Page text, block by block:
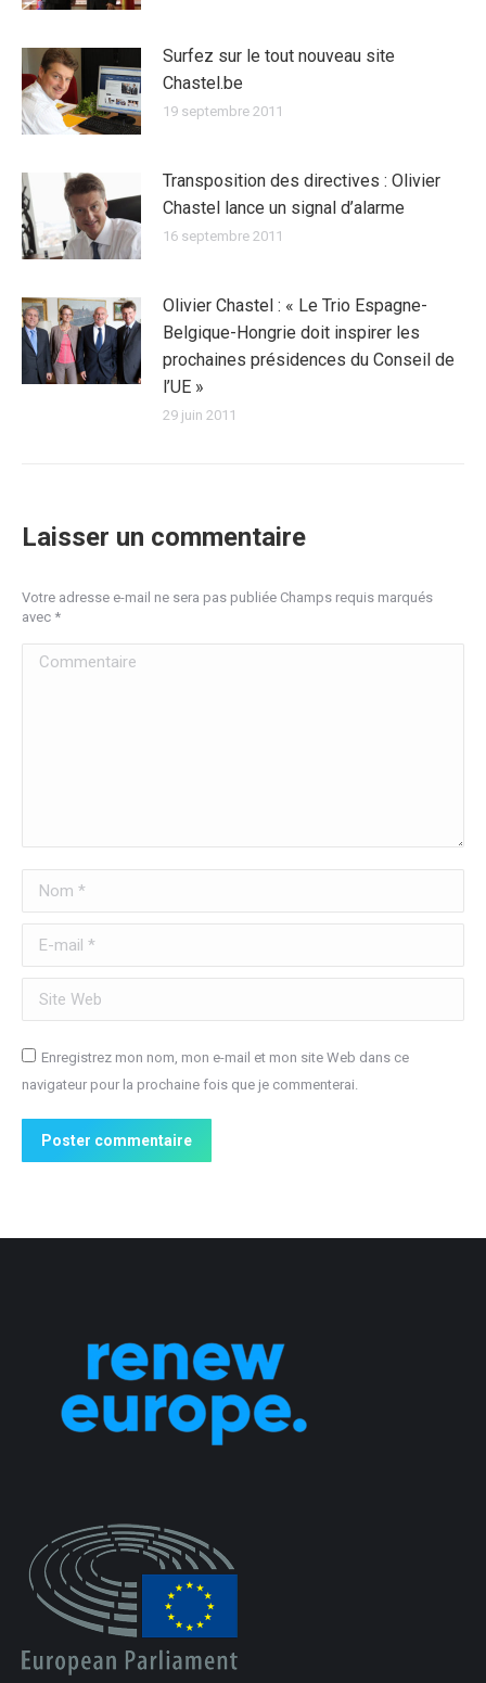
Surfez sur le tout nouveau site
Chastel.be
19 septembre 2011
Transposition des directives : Olivier
Chastel lance un signal d’alarme
16 septembre 2011
Olivier Chastel : « Le Trio Espagne-
Belgique-Hongrie doit inspirer les
prochaines présidences du Conseil de
l’UE »
29 juin 2011
Laisser un commentaire
Votre adresse e-mail ne sera pas publiée Champs requis marqués
avec *
Commentaire
Nom *
E-mail *
Site Web
Enregistrez mon nom, mon e-mail et mon site Web dans ce
navigateur pour la prochaine fois que je commenterai.
Poster commentaire